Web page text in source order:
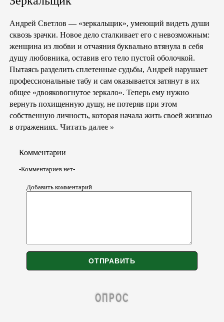
Андрей Светлов — «зеркальщик», умеющий видеть души
сквозь зрачки. Новое дело сталкивает его с невозможным:
женщина из любви и отчаяния буквально втянула в себя
душу любовника, оставив его тело пустой оболочкой. ​
Пытаясь разделить сплетенные судьбы, Андрей нарушает
профессиональные табу и сам оказывается затянут в их
общее «двояковогнутое зеркало». Теперь ему нужно
вернуть похищенную душу, не потеряв при этом
собственную личность, которая начала жить своей жизнью
в отражениях. Читать далее »
Комментарии
-Комментариев нет-
Добавить комментарий
ОПРОС